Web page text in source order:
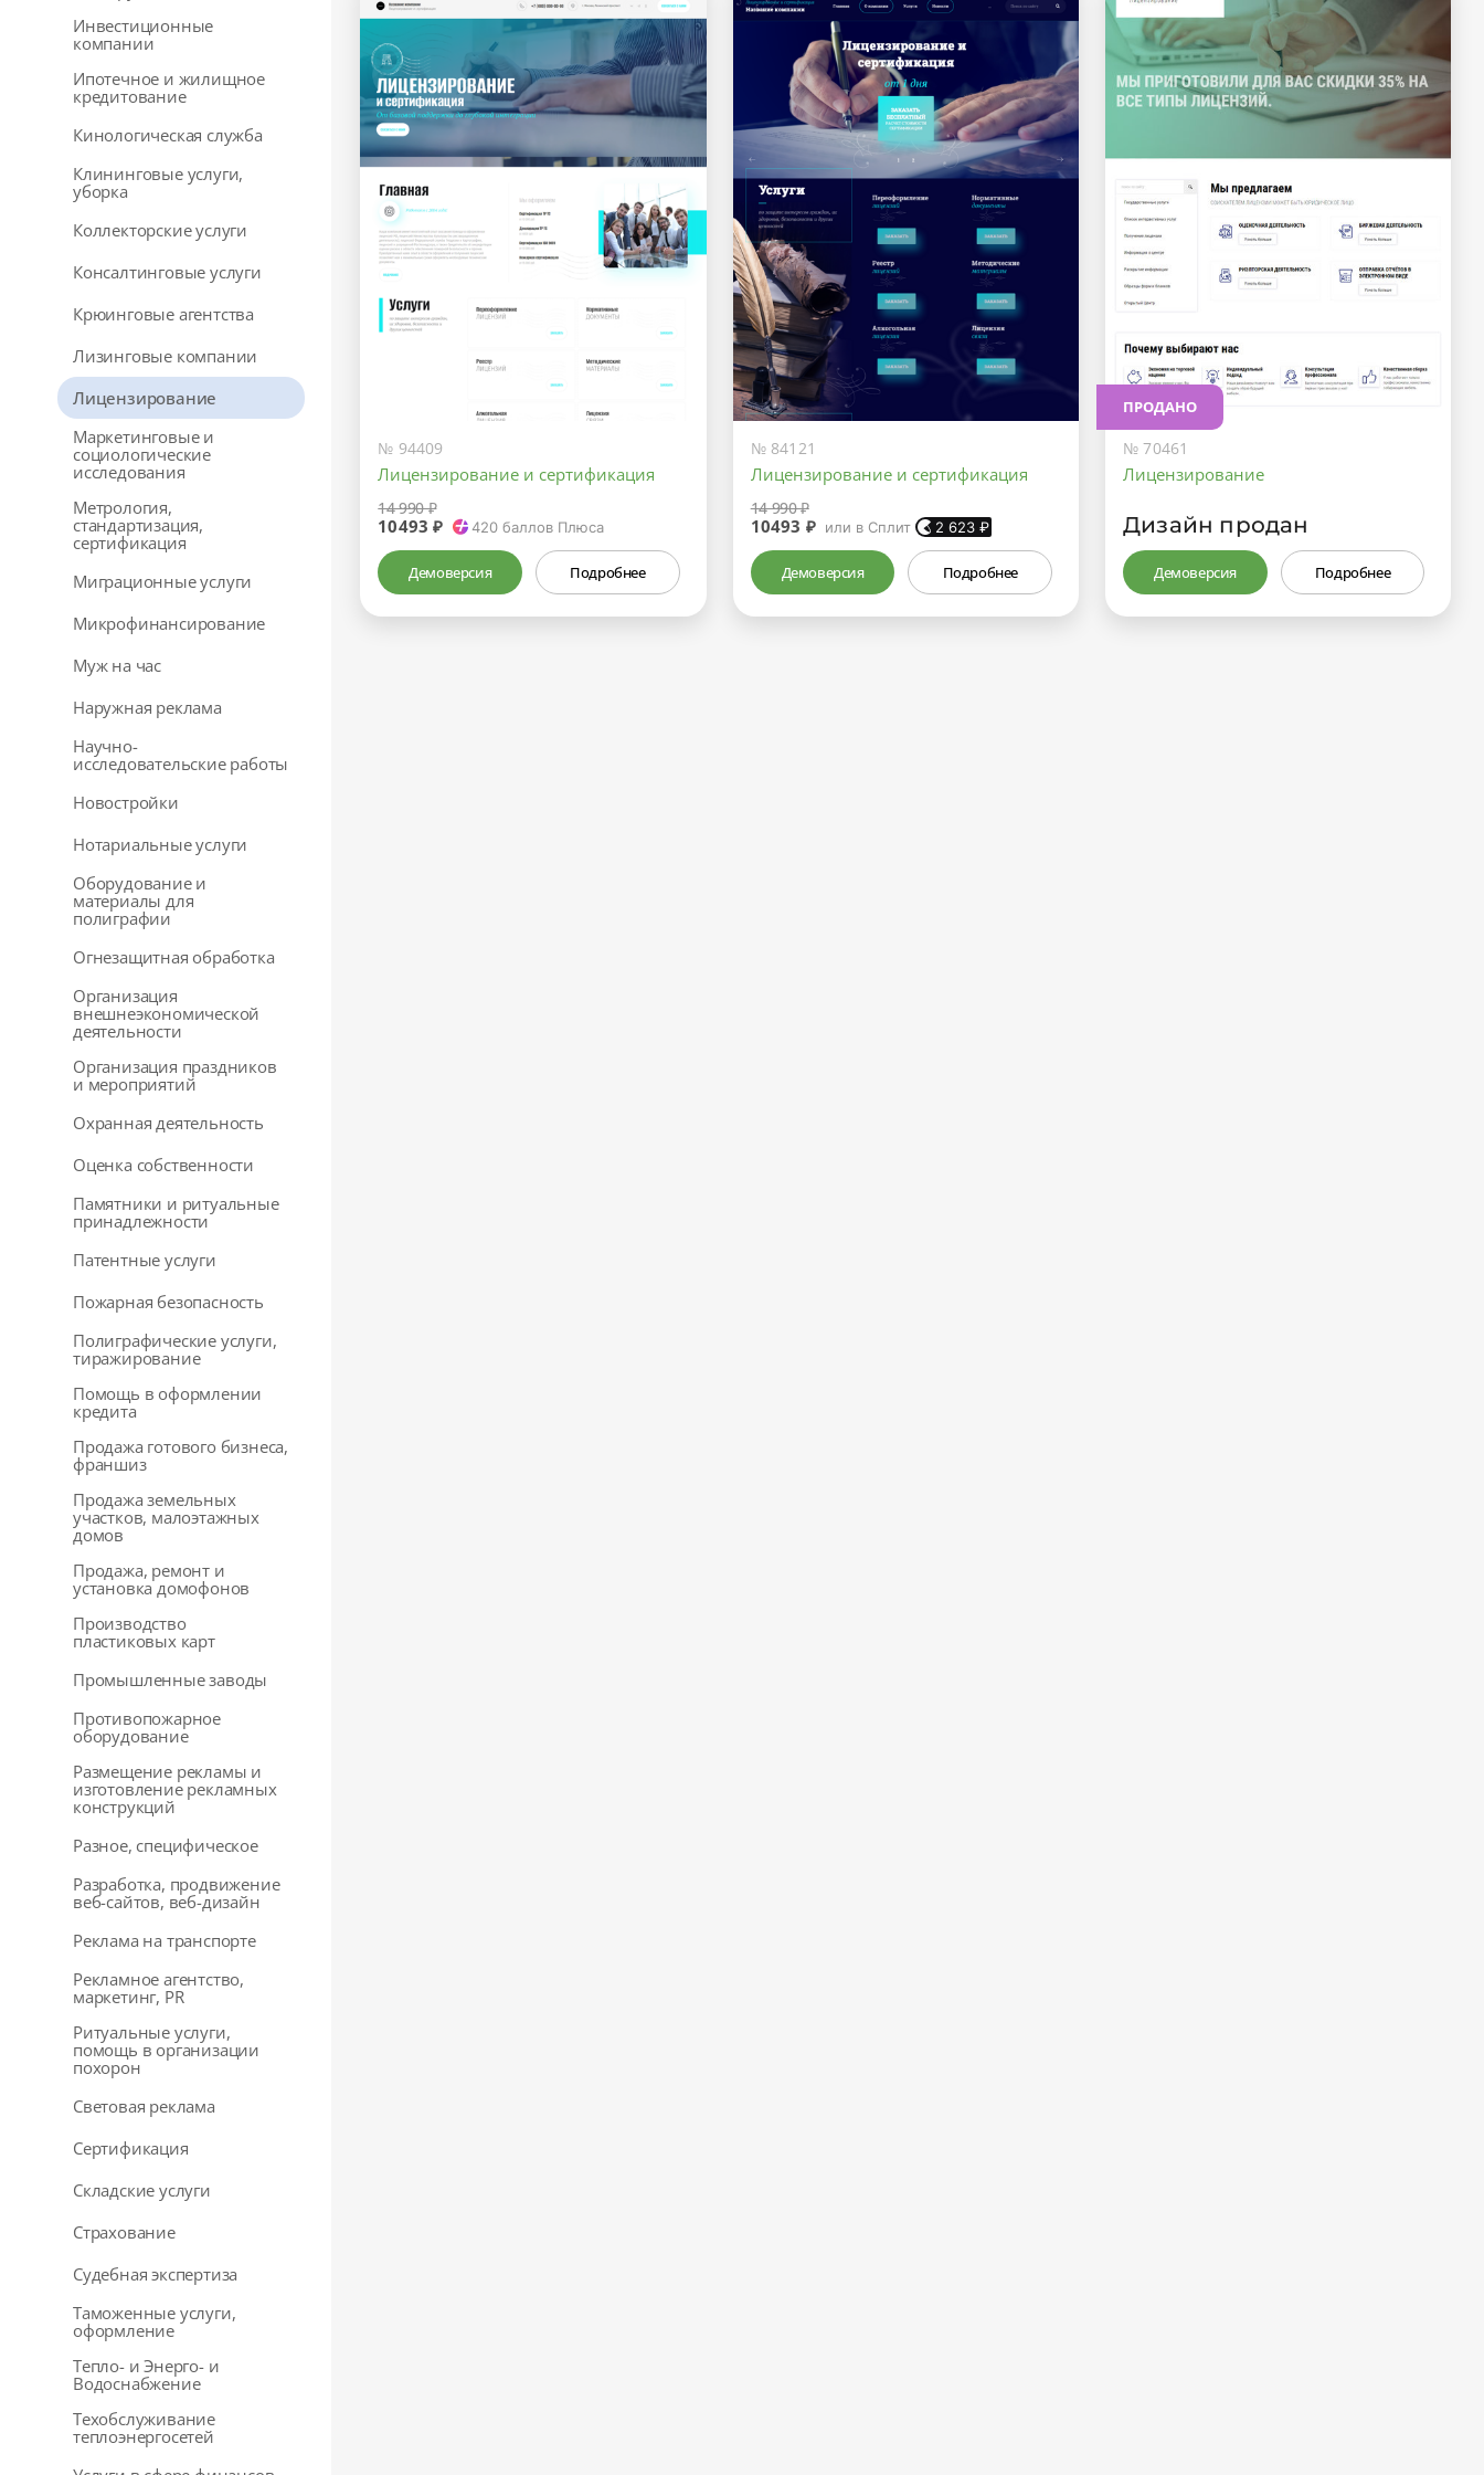
Инвестиционные
компании
Ипотечное и жилищное
кредитование
Кинологическая служба
Клининговые услуги,
уборка
Коллекторские услуги
Консалтинговые услуги
Крюинговые агентства
Лизинговые компании
Лицензирование
Маркетинговые и
социологические
исследования
Метрология,
стандартизация,
сертификация
Миграционные услуги
Микрофинансирование
Муж на час
Наружная реклама
Научно-
исследовательские работы
Новостройки
Нотариальные услуги
Оборудование и
материалы для
полиграфии
Огнезащитная обработка
Организация
внешнеэкономической
деятельности
Организация праздников
и мероприятий
Охранная деятельность
Оценка собственности
Памятники и ритуальные
принадлежности
Патентные услуги
Пожарная безопасность
Полиграфические услуги,
тиражирование
Помощь в оформлении
кредита
Продажа готового бизнеса,
франшиз
Продажа земельных
участков, малоэтажных
домов
Продажа, ремонт и
установка домофонов
Производство
пластиковых карт
Промышленные заводы
Противопожарное
оборудование
Размещение рекламы и
изготовление рекламных
конструкций
Разное, специфическое
Разработка, продвижение
веб-сайтов, веб-дизайн
Реклама на транспорте
Рекламное агентство,
маркетинг, PR
Ритуальные услуги,
помощь в организации
похорон
Световая реклама
Сертификация
Складские услуги
Страхование
Судебная экспертиза
Таможенные услуги,
оформление
Тепло- и Энерго- и
Водоснабжение
Техобслуживание
теплоэнергосетей
№ 94409
Лицензирование и сертификация
14 990 ₽
10493 ₽ 420баллов Плюса
Демоверсия Подробнее
№ 84121
Лицензирование и сертификация
14 990 ₽
10493 ₽ или в Сплит 2 623 ₽
Демоверсия Подробнее
ПРОДАНО
№ 70461
Лицензирование
Дизайн продан
Демоверсия Подробнее